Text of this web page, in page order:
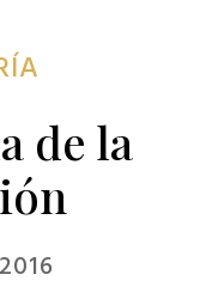
de la